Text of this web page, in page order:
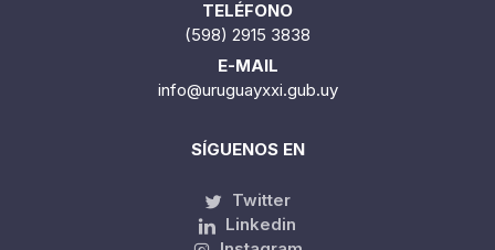
TELÉFONO
(598) 2915 3838
E-MAIL
info@uruguayxxi.gub.uy
SÍGUENOS EN
Twitter
Linkedin